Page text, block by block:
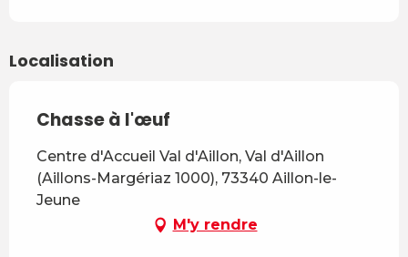
Localisation
Chasse à l'œuf
Centre d'Accueil Val d'Aillon, Val d'Aillon
(Aillons-Margériaz 1000), 73340 Aillon-le-
Jeune
M'y rendre